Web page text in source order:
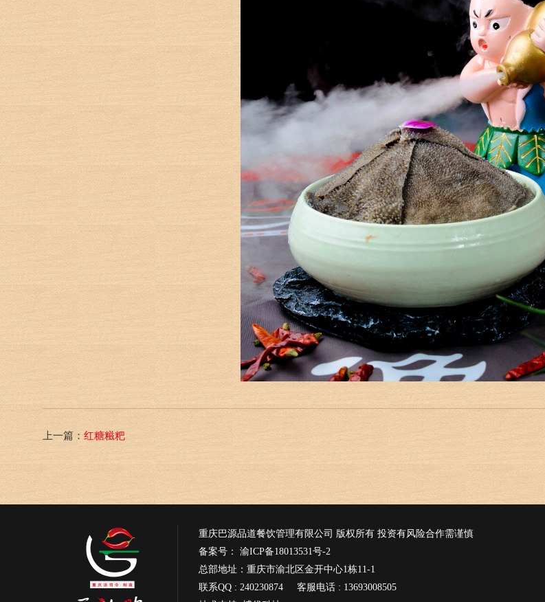
上一篇： 红糖糍粑
重庆巴源品道餐饮管理有限公司 版权所有 投资有风险合作需谨慎
备案号： 渝ICP备18013531号-2
总部地址：重庆市渝北区金开中心1栋11-1
联系QQ : 240230874 客服电话 : 13693008505